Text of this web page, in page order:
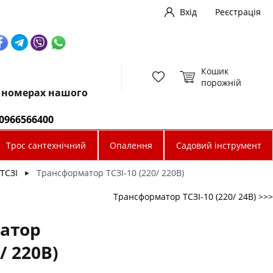
Вхід Реєстрація
номерах нашого
Кошик
порожній
Трос сантехнічний Опалення Садовий інструмент
► Трансформатор ТСЗІ-10 (220/ 220В)
Трансформатор ТСЗІ-10 (220/ 24В) >>>
220В)